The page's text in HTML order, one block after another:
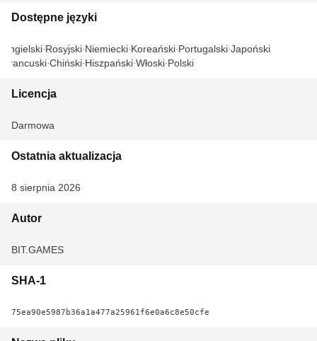
Dostępne języki
Angielski Rosyjski Niemiecki Koreański Portugalski Japoński
Francuski Chiński Hiszpański Włoski Polski
Licencja
Darmowa
Ostatnia aktualizacja
8 sierpnia 2026
Autor
BIT.GAMES
SHA-1
75ea90e5987b36a1a477a25961f6e0a6c8e50cfe